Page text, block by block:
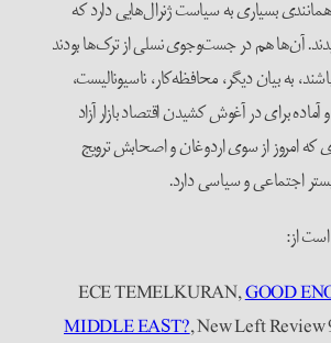
بسیاری به سیاست ژنرال‌هایی دارد که
رسیدند. آن‌ها هم در جست‌وجوی نسلی از ترک‌ها بودند
به بیان دیگر، محافظه‌کار، ناسیونالیست،
آماده برای در آغوش کشیدن اقتصاد بازار آزاد
که امروز از سوی اردوغان و اصحابش ترویج
اجتماعی و سیاسی دارد.
از:
ECE TEMELKURAN,GOOD
MIDDLE EAST?, New Left Review